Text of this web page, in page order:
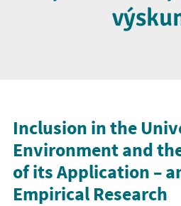
Inclusion in the
Environment and
of its Application –
Empirical Research